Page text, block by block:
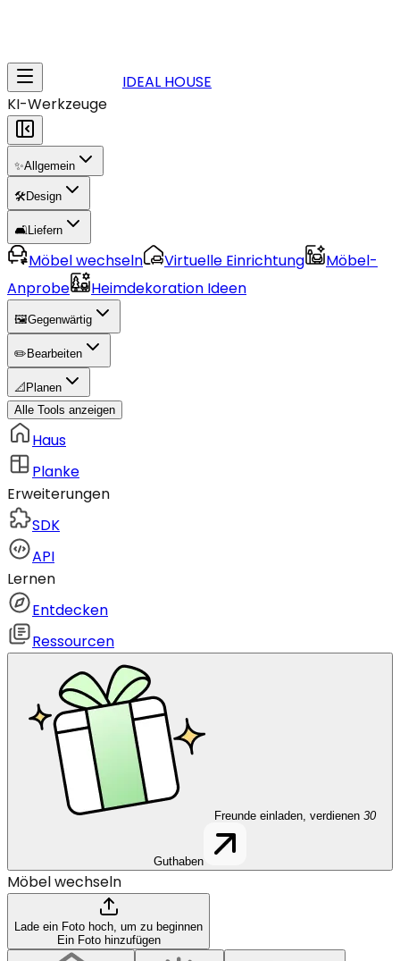
IDEAL HOUSE
KI-Werkzeuge
✨Allgemein
🛠️Design
🛋️Liefern
Möbel wechseln Virtuelle Einrichtung
Möbel-
Anprobe
Heimdekoration Ideen
🖼️Gegenwärtig
✏️ Bearbeiten
📐 Planen
Alle Tools anzeigen
Haus
Planke
Erweiterungen
SDK
API
Lernen
Entdecken
Ressourcen
Freunde einladen, verdienen 30
Guthaben
Möbel wechseln
Lade ein Foto hoch, um zu beginnen
Ein Foto hinzufügen